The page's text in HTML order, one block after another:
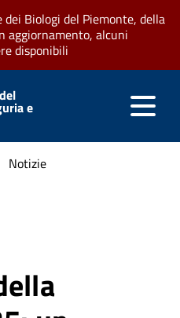
dei Biologi del Piemonte, della
aggiornamento, alcuni
disponibili
e
Notizie